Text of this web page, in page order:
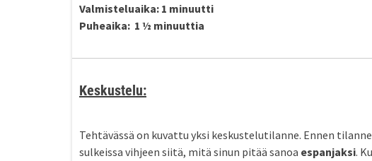
Valmisteluaika: 1 minuutti
Puheaika: 1 ½ minuuttia
Keskustelu:
Tehtävässä on kuvattu yksi keskustelutilanne. Ennen
sulkeissa vihjeen siitä, mitä sinun pitää sanoa espanjaksi.